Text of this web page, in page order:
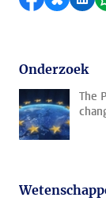
Onderzoek
The